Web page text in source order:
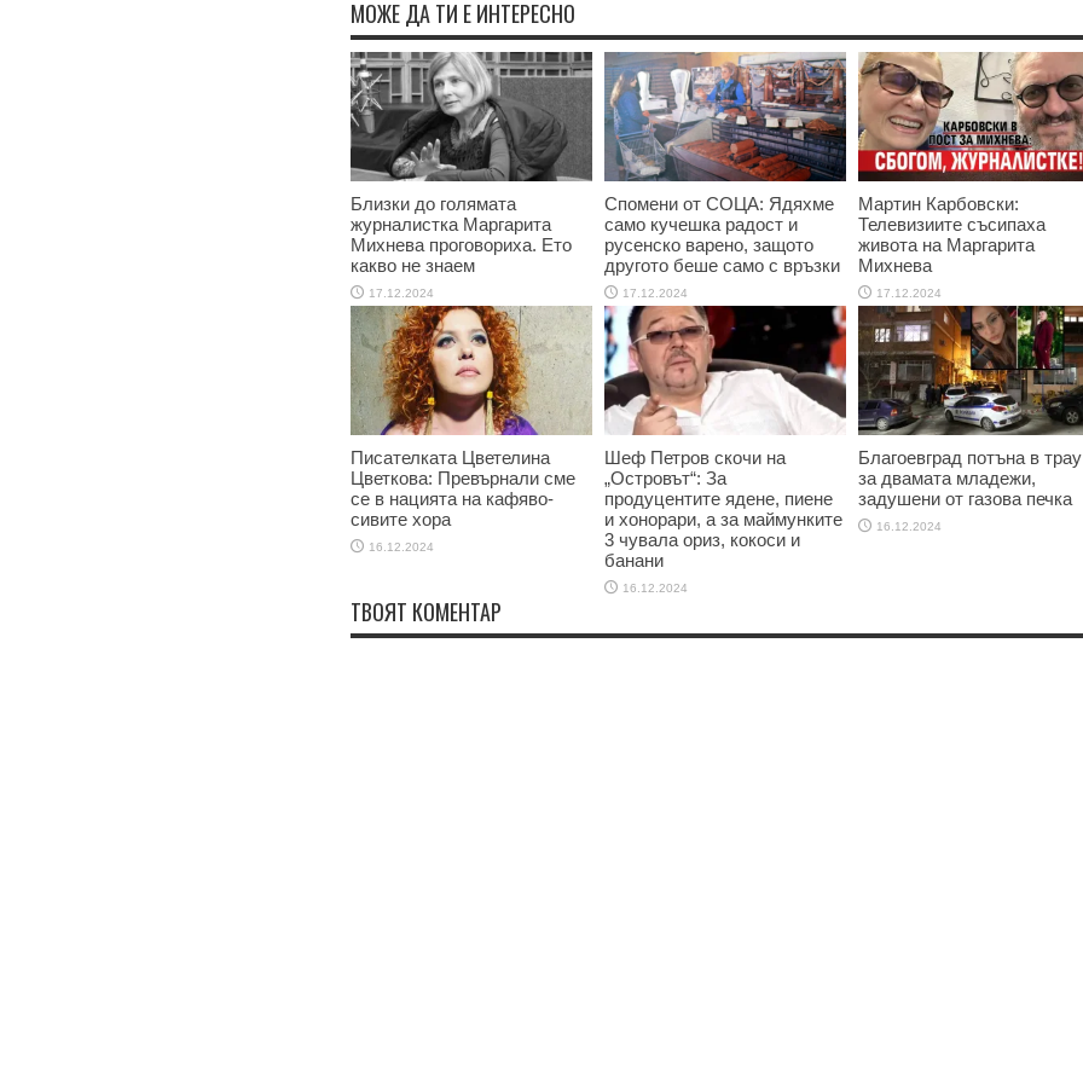
МОЖЕ ДА ТИ Е ИНТЕРЕСНО
Близки до голямата
журналистка Маргарита
Михнева проговориха. Ето
какво не знаем
17.12.2024
Спомени от СОЦА: Ядяхме
само кучешка радост и
русенско варено, защото
другото беше само с връзки
17.12.2024
Мартин Карбовски:
Телевизиите съсипаха
живота на Маргарита
Михнева
17.12.2024
Писателката Цветелина
Цветкова: Превърнали сме
се в нацията на кафяво-
сивите хора
16.12.2024
Шеф Петров скочи на
„Островът“: За
продуцентите ядене, пиене
и хонорари, а за маймунките
3 чувала ориз, кокоси и
банани
16.12.2024
Благоевград потъна в
за двамата младежи,
задушени от газова печка
16.12.2024
ТВОЯТ КОМЕНТАР